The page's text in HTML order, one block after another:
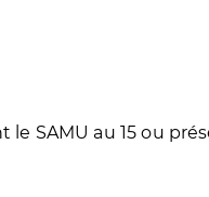
SAMU au 15 ou